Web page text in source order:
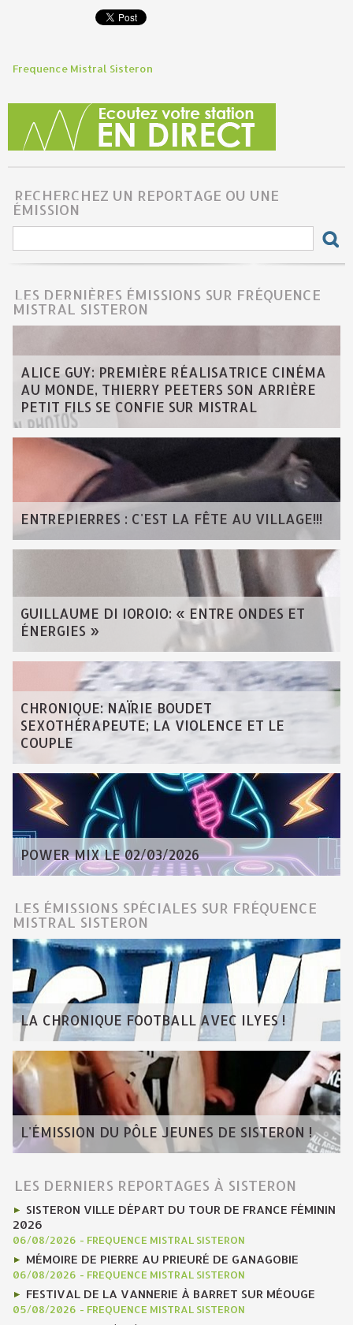
Frequence Mistral Sisteron
RECHERCHEZ UN REPORTAGE OU UNE
ÉMISSION
LES DERNIÈRES ÉMISSIONS SUR FRÉQUENCE
MISTRAL SISTERON
ALICE GUY: PREMIÈRE RÉALISATRICE CINÉMA
AU MONDE, THIERRY PEETERS SON ARRIÈRE
PETIT FILS SE CONFIE SUR MISTRAL
ENTREPIERRES : C'EST LA FÊTE AU VILLAGE!!!
GUILLAUME DI IOROIO: « ENTRE ONDES ET
ÉNERGIES »
CHRONIQUE: NAÏRIE BOUDET
SEXOTHÉRAPEUTE; LA VIOLENCE ET LE
COUPLE
POWER MIX LE 02/03/2026
LES ÉMISSIONS SPÉCIALES SUR FRÉQUENCE
MISTRAL SISTERON
LA CHRONIQUE FOOTBALL AVEC ILYES !
L'ÉMISSION DU PÔLE JEUNES DE SISTERON !
LES DERNIERS REPORTAGES À SISTERON
SISTERON VILLE DÉPART DU TOUR DE FRANCE FÉMININ
2026
06/08/2026 - FREQUENCE MISTRAL SISTERON
MÉMOIRE DE PIERRE AU PRIEURÉ DE GANAGOBIE
06/08/2026 - FREQUENCE MISTRAL SISTERON
FESTIVAL DE LA VANNERIE À BARRET SUR MÉOUGE
05/08/2026 - FREQUENCE MISTRAL SISTERON